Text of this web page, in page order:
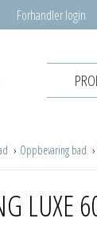
Forhandler login
Oppbevaring bad
LUXE